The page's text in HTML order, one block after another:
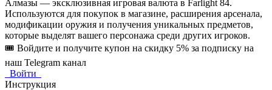
Алмазы — эксклюзивная игровая валюта в Farlight 84.
Используются для покупок в магазине, расширения арсенала,
модификации оружия и получения уникальных предметов,
которые выделят вашего персонажа среди других игроков.
🎟️ Войдите и получите купон на скидку 5% за подписку на
наш Telegram канал
Войти
Инструкция